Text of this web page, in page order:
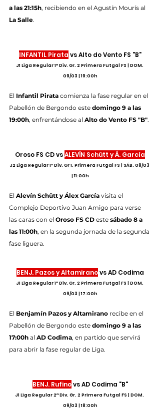
a las 21:15h, recibiendo en el Agustín Mourís al
La Salle.
INFANTIL Pirata vs Alto do Vento FS "B"
J1 Liga Regular 1ª Div. Gr. 2 Primera Futgal FS | DOM.
09/03 | 19:00h
El Infantil Pirata comienza la fase regular en el
Pabellón de Bergondo este domingo 9 a las
19:00h, enfrentándose al Alto do Vento FS "B".
Oroso FS CD vs ALEVÍN Schütt y Á. García
J2 Liga Regular 1ª Div. Gr 1. Primera Futgal FS | SÁB. 08/03
| 11:00h
El Alevín Schütt y Álex García visita el
Complejo Deportivo Juan Amigo para verse
las caras con el Oroso FS CD este sábado 8 a
las 11:00h, en la segunda jornada de la segunda
fase liguera.
BENJ. Pazos y Altamirano vs AD Codima
J1 Liga Regular 1ª Div. Gr. 2 Primera Futgal FS | DOM.
09/03 | 17:00h
El Benjamín Pazos y Altamirano recibe en el
Pabellón de Bergondo este domingo 9 a las
17:00h al AD Codima, en partido que servirá
para abrir la fase regular de Liga.
BENJ. Rufino vs AD Codima "B"
J1 Liga Regular 2ª Div. Gr. 2 Primera Futgal FS | DOM.
09/03 | 18:00h